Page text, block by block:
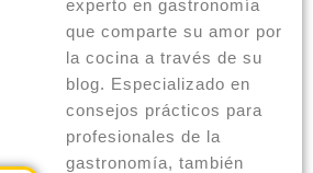
experto en gastronomía
que comparte su amor por
la cocina a través de su
blog. Especializado en
consejos prácticos para
profesionales de la
gastronomía, también